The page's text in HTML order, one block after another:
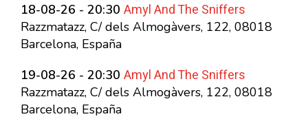
18-08-26 - 20:30 Amyl And The Sniffers
Razzmatazz, C/ dels Almogàvers, 122, 08018
Barcelona, España
19-08-26 - 20:30 Amyl And The Sniffers
Razzmatazz, C/ dels Almogàvers, 122, 08018
Barcelona, España